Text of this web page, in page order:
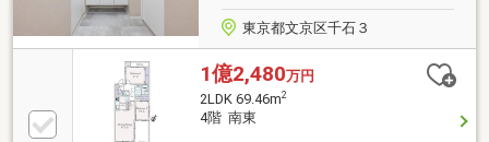
東京都文京区千石３
1億2,480万円
2LDK 69.46m2
4階 南東